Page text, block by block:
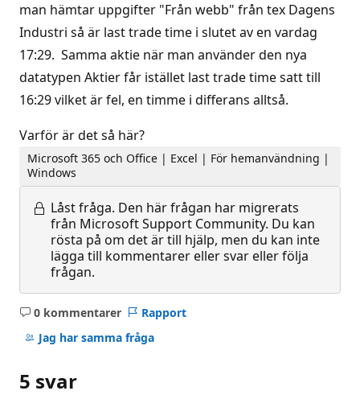
man hämtar uppgifter "Från webb" från tex Dagens
Industri så är last trade time i slutet av en vardag
17:29. Samma aktie när man använder den nya
datatypen Aktier får istället last trade time satt till
16:29 vilket är fel, en timme i differans alltså.
Varför är det så här?
Microsoft 365 och Office | Excel | För hemanvändning |
Windows
Låst fråga. Den här frågan har migrerats
från Microsoft Support Community. Du kan
rösta på om det är till hjälp, men du kan inte
lägga till kommentarer eller svar eller följa
frågan.
0 kommentarer
Inga
kommentarer
Rapport
Jag har samma fråga
5 svar